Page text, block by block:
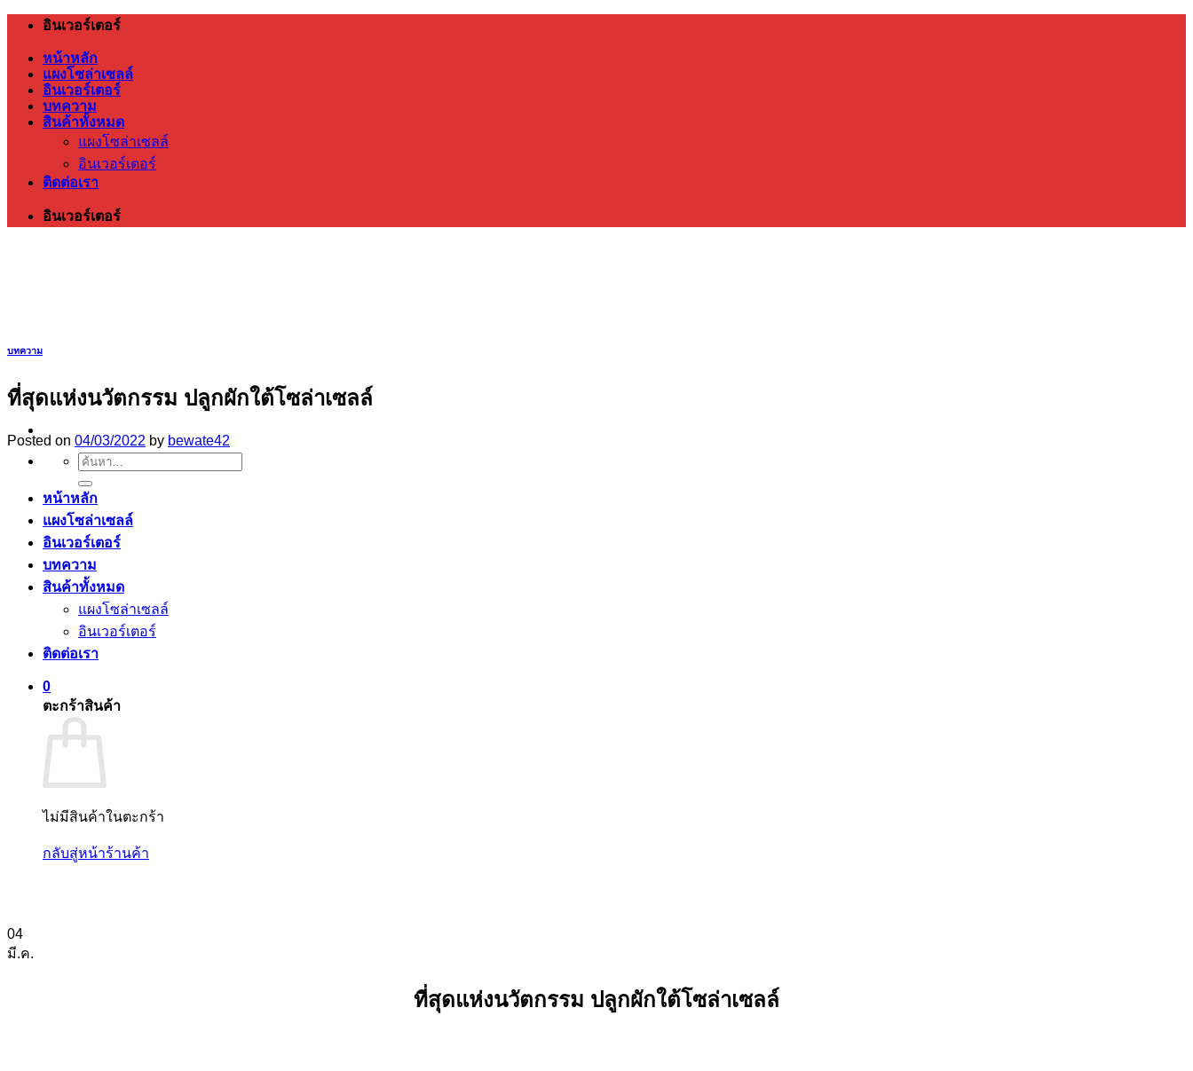
ข้าม
เนื้อหา
อินเวอร์เตอร์
หน้าหลัก
แผงโซล่าเซลล์
อินเวอร์เตอร์
บทความ
สินค้าทั้งหมด
แผงโซล่าเซลล์
อินเวอร์เตอร์
ติดต่อเรา
อินเวอร์เตอร์
ค้นหา:
หน้าหลัก
แผงโซล่าเซลล์
อินเวอร์เตอร์
บทความ
สินค้าทั้งหมด
แผงโซล่าเซลล์
อินเวอร์เตอร์
ติดต่อเรา
0
ตะกร้าสินค้า
ไม่มีสินค้าในตะกร้า
กลับสู่หน้าร้านค้า
บทความ
ที่สุดแห่งนวัตกรรม ปลูกผักใต้โซล่าเซลล์
Posted on 04/03/2022 by bewate42
04
มี.ค.
ที่สุดแห่งนวัตกรรม ปลูกผักใต้โซล่าเซลล์